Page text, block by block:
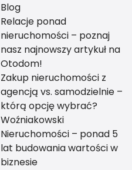
Blog
Relacje ponad
nieruchomości – poznaj
nasz najnowszy artykuł na
Otodom!
Zakup nieruchomości z
agencją vs. samodzielnie –
którą opcję wybrać?
Woźniakowski
Nieruchomości – ponad 5
lat budowania wartości w
biznesie